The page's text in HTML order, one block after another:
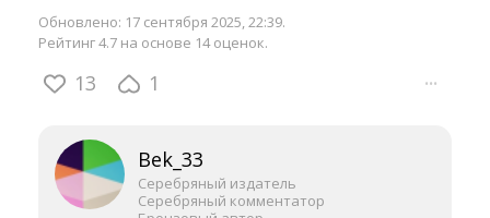
Обновлено: 17 сентября 2025, 22:39.
Рейтинг 4.7 на основе 14 оценок.
13 1 ···
Bek_33
Серебряный издатель
Серебряный комментатор